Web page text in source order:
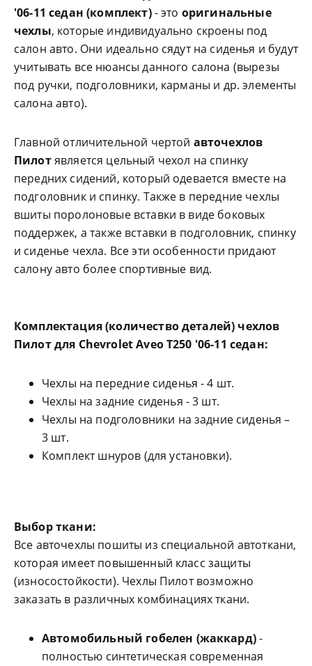
'06-11 седан (комплект)- это оригинальные
чехлы, которые индивидуально скроены под
салон авто. Они идеально сядут на сиденья и будут
учитывать все нюансы данного салона (вырезы
под ручки, подголовники, карманы и др. элементы
салона авто).
Главной отличительной чертой авточехлов
Пилотявляется цельный чехол на спинку
передних сидений, который одевается вместе на
подголовник и спинку. Также в передние чехлы
вшиты поролоновые вставки в виде боковых
поддержек, а также вставки в подголовник, спинку
и сиденье чехла. Все эти особенности придают
салону авто более спортивные вид.
Комплектация (количество деталей) чехлов
Пилот для Chevrolet Aveo T250 '06-11 седан:
Чехлы на передние сиденья - 4 шт.
Чехлы на задние сиденья - 3 шт.
Чехлы на подголовники на задние сиденья –
3 шт.
Комплект шнуров (для установки).
Выбор ткани:
Все авточехлы пошиты из специальной автоткани,
которая имеет повышенный класс защиты
(износостойкости). Чехлы Пилот возможно
заказать в различных комбинациях ткани.
Автомобильный гобелен (жаккард)-
полностью синтетическая современная